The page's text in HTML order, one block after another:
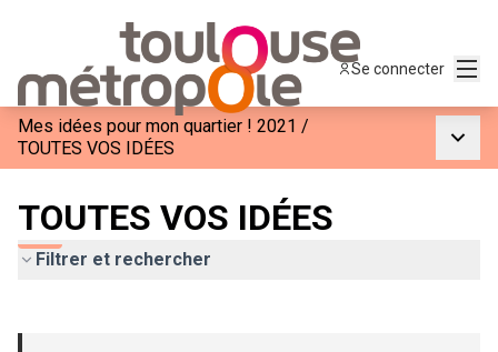
Se connecter
Mes idées pour mon quartier ! 2021 /
TOUTES VOS IDÉES
TOUTES VOS IDÉES
Filtrer et rechercher